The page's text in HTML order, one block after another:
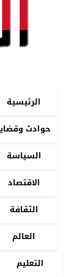
الرئيسية
حوادث
السياسة
الاقتصاد
الثقافة
العالم
التعليم